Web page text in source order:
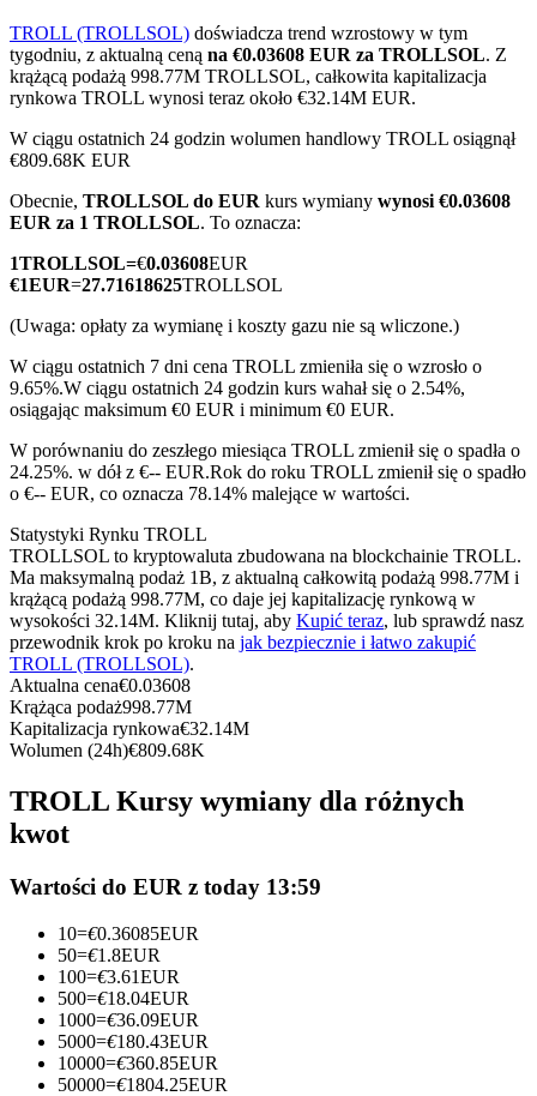
Kontrakty terminowe COIN-M
TradFi
towary
Kontrakty terminowe na USDC
Kontrakty futures wykorzystujące USDC jako zabezpieczenie
Kopiowanie Transakcji
Dołącz do najlepszych traderów
Zostań traderem kopiującym
TROLL (TROLLSOL) doświadcza trend wzrostowy w tym
tygodniu, z aktualną ceną na €0.03608 EUR za TROLLSOL. Z
krążącą podażą 998.77M TROLLSOL, całkowita kapitalizacja
rynkowa TROLL wynosi teraz około €32.14M EUR.
W ciągu ostatnich 24 godzin wolumen handlowy TROLL osiągnął
€809.68K EUR
Obecnie, TROLLSOL do EUR kurs wymiany wynosi €0.03608
EUR za 1 TROLLSOL. To oznacza:
1TROLLSOL=€0.03608EUR
€1EUR=27.71618625TROLLSOL
(Uwaga: opłaty za wymianę i koszty gazu nie są wliczone.)
W ciągu ostatnich 7 dni cena TROLL zmieniła się o wzrosło o
9.65%.W ciągu ostatnich 24 godzin kurs wahał się o 2.54%,
osiągając maksimum €0 EUR i minimum €0 EUR.
W porównaniu do zeszłego miesiąca TROLL zmienił się o spadła o
24.25%. w dół z €-- EUR.Rok do roku TROLL zmienił się o spadło
o €-- EUR, co oznacza 78.14% malejące w wartości.
Statystyki Rynku TROLL
TROLLSOL to kryptowaluta zbudowana na blockchainie TROLL.
Ma maksymalną podaż 1B, z aktualną całkowitą podażą 998.77M i
krążącą podażą 998.77M, co daje jej kapitalizację rynkową w
wysokości 32.14M. Kliknij tutaj, aby Kupić teraz, lub sprawdź nasz
przewodnik krok po kroku na jak bezpiecznie i łatwo zakupić
TROLL (TROLLSOL).
Aktualna cena€0.03608
Krążąca podaż998.77M
Kapitalizacja rynkowa€32.14M
Wolumen (24h)€809.68K
TROLL Kursy wymiany dla różnych
kwot
Wartości do EUR z today 13:59
10=€0.36085EUR
50=€1.8EUR
100=€3.61EUR
500=€18.04EUR
1000=€36.09EUR
5000=€180.43EUR
10000=€360.85EUR
50000=€1804.25EUR